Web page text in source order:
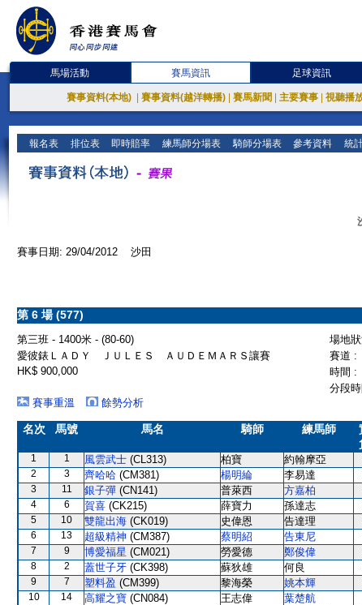
馬場活動 賽馬資訊 足球資訊
賽事資料(本地) 賽事資料(越洋轉播) 賽馬新聞 主要賽事 視聽播
報名表 排位表 即時賠率 練馬師分場表 騎師分場表 參考資料 統
賽事日期: 29/04/2012 沙田
第 6 場 (577)
第三班 - 1400米 - (80-60) 場地
愛彼錶ＬＡＤＹ ＪＵＬＥＳ ＡＵＤＥＭＡＲＳ讓賽
賽道 :
HK$ 900,000
時間 :
分段
賽事重溫
餘勢分析
名次 馬號 馬名 騎師 練馬師
1 1 風雲武士 (CL313) 柏寶 約翰摩亞
2
3 齊哈哈 (CM381) 楊明綸 李易達
3
11 銀子彈 (CN141) 普萊西 方嘉柏
4
6 賀喜 (CK215) 薛寶力 孫達志
5
10 雙龍出海 (CK019) 史偉恩 告達理
6
13 超級精神 (CM387) 蔡明紹 告東尼
7
9 博愛福星 (CM021) 勞愛德 鄭俊偉
8
2 蓋世子牙 (CK398) 蘇狄雄 何良
9
7 塑料盈 (CM399) 黎海榮 姚本輝
10
14 高耀之寶 (CN084) 王志偉 葉楚航